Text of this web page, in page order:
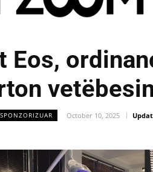
Eos,
October 10, 2025